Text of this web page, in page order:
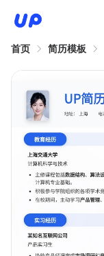
首页 简历模板